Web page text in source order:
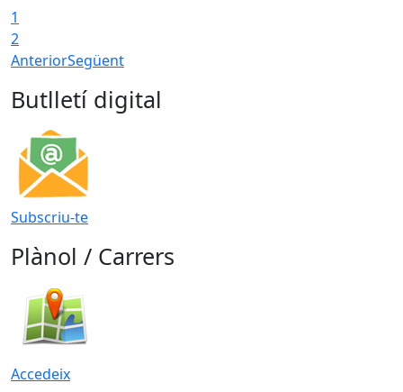
1
2
AnteriorSegüent
Butlletí digital
Subscriu-te
Plànol / Carrers
Accedeix